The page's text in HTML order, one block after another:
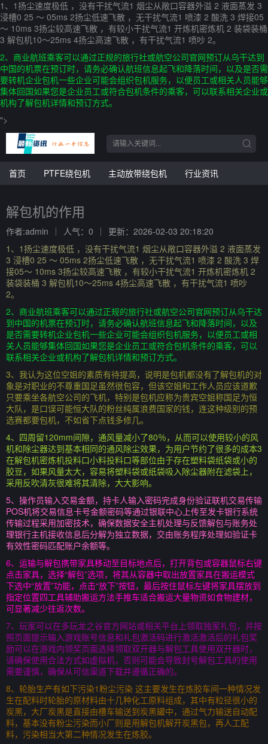
1、1扬尘速度极低 ，没有干扰气流1 烟尘从敞口容器外溢 2 液面蒸发 3
浸槽0 25 ～ 05ms 2扬尘低速飞散 ，无干扰气流1 喷漆 2 酸洗 3 焊接05
～ 10ms 3扬尘较高速飞散 ，有较小干扰气流1 开炼机密炼机 2 装袋装桶
3 解包机10～25ms 4扬尘高速飞散 ，有干扰气流1 喷吵 2。
2、商业航班乘客可以通过正规的旅行社或航空公司官网预订从乌干达到
中国的机票在预订时，请务必确认航班信息起飞和降落时间，以及是否需
要转机企业包机一些企业可能会组织包机服务，以便员工或相关人员能够
集体回国如果您是企业员工或符合包机条件的乘客，可以联系相关企业或
机构了解包机详情和预订方式。
">
首页 PTFE绕包机 主动放带绕包机 行业资讯
解包机的作用
作者:admin 人气：0
更新：2026-02-03 20:18:20
1、1扬尘速度极低 ，没有干扰气流1 烟尘从敞口容器外溢 2 液面蒸发
3 浸槽0 25 ～ 05ms 2扬尘低速飞散 ，无干扰气流1 喷漆 2 酸洗 3 焊
接05～ 10ms 3扬尘较高速飞散 ，有较小干扰气流1 开炼机密炼机 2
装袋装桶 3 解包机10～25ms 4扬尘高速飞散 ，有干扰气流1 喷吵
2。
2、商业航班乘客可以通过正规的旅行社或航空公司官网预订从乌干达
到中国的机票在预订时，请务必确认航班信息起飞和降落时间，以及
是否需要转机企业包机一些企业可能会组织包机服务，以便员工或相
关人员能够集体回国如果您是企业员工或符合包机条件的乘客，可以
联系相关企业或机构了解包机详情和预订方式。
3、我认为这位空姐的素质有待提高，说明是包机都没有了解包机的对
象是对职业的不尊重国足虽然很包容，但该空姐和工作人员应该道歉
只要乘坐各航空公司的飞机，特别是包机应称为贵宾空姐称国足为恒
大队，是口误可能恒大队的粉丝纯属浪费国家的钱，连这种级别的预
选赛都要包机，不如省下点钱多修几。
4、四周留120mm间隙，通风量减小了80％，从而可以使用较小的风
机和除尘器达到基本相同的通风除尘效果，为用户节约了很多的成本3
在解包机密炼机投料口小料投料口等部位由于存在塑料袋纸袋或小的
胶豆，如果风量太大，容易将塑料袋或纸袋吸入除尘器附在滤袋上，
采用反吹清灰很难将其清除，大大影响。
5、操作员输入交易金额，持卡人输入密码完成身份验证联机交易传输
POS机将交易信息卡号金额密码等通过银联中心上传至发卡银行系统
传输过程采用加密技术，确保数据安全主机处理与反馈解包与账务处
理银行主机接收信息后分解为独立数据，交由账务程序处理如验证卡
有效性密码匹配账户余额等。
6、运输与解包携带家具移动至目标地点后，打开背包或容器鼠标右键
点击家具，选择“解包”选项，将其从容器中取出放置家具在搬运模式
下选中“放置”功能，点击“放下”按钮，最后按住鼠标左键将家具摆放到
指定位置四工具辅助搬运方法手推车适合搬运大量物资如食物建材，
可显著减少往返次数。
7、玩家可以在多玩龙之谷官方网站或相关平台上领取独家礼包，并按
照页面提示输入游戏账号信息和礼包激活码进行激活激活后的礼包奖
励可以在游戏内领奖页面选择领取双开器与解包工具使用双开器时，
请确保使用合法方式如虚拟机，否则可能会导致封号解包工具的使用
需要谨慎，确保从可信渠道下载并遵循正确的。
8、轮胎生产有如下污染1粉尘污染 这主要发生在炼胶车间一种情况发
生在配料时轮胎的原材料由十几种化工原料组成，其中有粒径很小的
炭黑，大厂炭黑是直接由槽车输送到炭黑罐中，通过气力输送自动配
料，基本没有粉尘污染而小厂则是用解包机解开炭黑包，再人工配
料，污染相当大第二种情况发生在炼胶。